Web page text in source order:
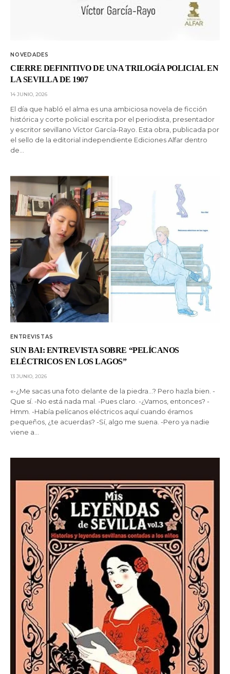
NOVEDADES
CIERRE DEFINITIVO DE UNA TRILOGÍA POLICIAL EN
LA SEVILLA DE 1907
14 JUNIO, 2026
El día que habló el alma es una ambiciosa novela de ficción
histórica y corte policial escrita por el periodista, presentador
y escritor sevillano Víctor García-Rayo. Esta obra, publicada por
el sello de la editorial independiente Ediciones Alfar dentro
de…
ENTREVISTAS
SUN BAI: ENTREVISTA SOBRE “PELÍCANOS
ELÉCTRICOS EN LOS LAGOS”
13 JUNIO, 2026
«-¿Me sacas una foto delante de la piedra…? Pero hazla bien. -
Que sí. -No está nada mal. -Pues claro. -¿Vamos, entonces? -
Hmm. -Había pelícanos eléctricos aquí cuando éramos
pequeños, ¿te acuerdas? -Sí, algo me suena. -Pero ya nadie
viene a…